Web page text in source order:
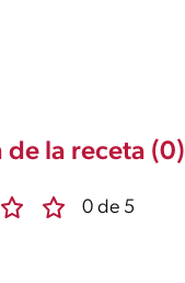
de la receta (0)
0 de 5